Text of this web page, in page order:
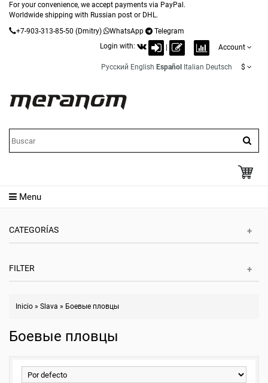
For your convenience, we accept payments via PayPal.
Worldwide shipping with Russian post or DHL.
+7-903-313-85-50 (Dmitry) WhatsApp
Telegram
Login with:
Account
Русский English Español Italian Deutsch $
Menu
CATEGORÍAS
FILTER
Inicio » Slava » Боевые пловцы
Боевые пловцы